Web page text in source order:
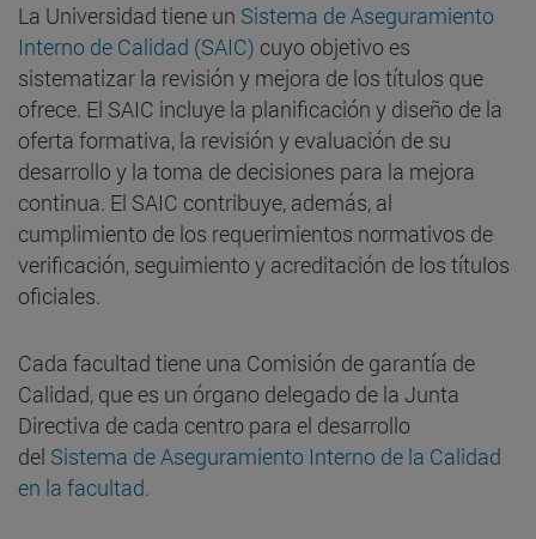
La Universidad tiene un Sistema de Aseguramiento
Interno de Calidad (SAIC) cuyo objetivo es
sistematizar la revisión y mejora de los títulos que
ofrece. El SAIC incluye la planificación y diseño de la
oferta formativa, la revisión y evaluación de su
desarrollo y la toma de decisiones para la mejora
continua. El SAIC contribuye, además, al
cumplimiento de los requerimientos normativos de
verificación, seguimiento y acreditación de los títulos
oficiales.
Cada facultad tiene una Comisión de garantía de
Calidad, que es un órgano delegado de la Junta
Directiva de cada centro para el desarrollo
del Sistema de Aseguramiento Interno de la Calidad
en la facultad.